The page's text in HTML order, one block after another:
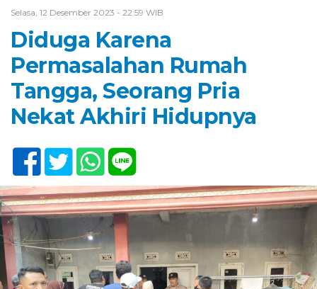
Selasa, 12 Desember 2023 - 22:59 WIB
Diduga Karena
Permasalahan Rumah
Tangga, Seorang Pria
Nekat Akhiri Hidupnya